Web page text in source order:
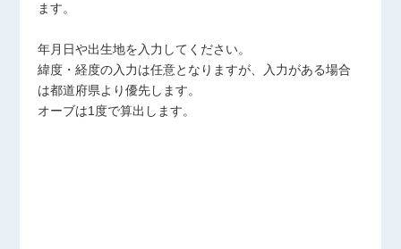
ます。
年月日や出生地を入力してください。
緯度・経度の入力は任意となりますが、入力がある場合
は都道府県より優先します。
オーブは1度で算出します。